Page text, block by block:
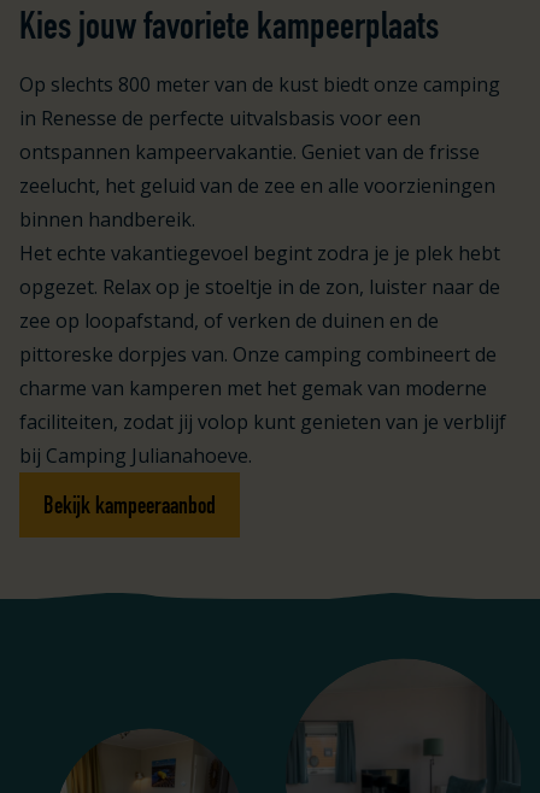
Kies jouw favoriete kampeerplaats
Op slechts 800 meter van de kust biedt onze camping
in Renesse de perfecte uitvalsbasis voor een
ontspannen kampeervakantie. Geniet van de frisse
zeelucht, het geluid van de zee en alle voorzieningen
binnen handbereik.
Het echte vakantiegevoel begint zodra je je plek hebt
opgezet. Relax op je stoeltje in de zon, luister naar de
zee op loopafstand, of verken de duinen en de
pittoreske dorpjes van. Onze camping combineert de
charme van kamperen met het gemak van moderne
faciliteiten, zodat jij volop kunt genieten van je verblijf
bij Camping Julianahoeve.
Bekijk kampeeraanbod